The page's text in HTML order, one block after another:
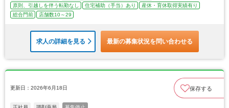
原則、引越しを伴う転勤なし
住宅補助（手当）あり
産休・育休取得実績有り
総合門前
店舗数10～29
求人の詳細を見る 最新の募集状況を問い合わせる
更新日：2026年6月18日 保存する